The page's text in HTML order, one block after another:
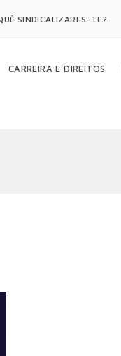
SINDICALIZARES-TE?
CARREIRA E DIREITOS